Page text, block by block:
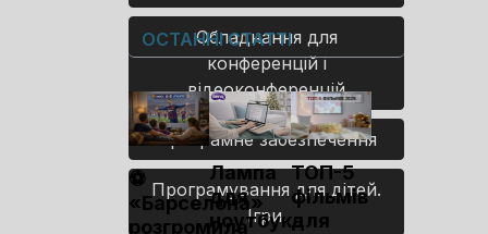
Обладнання для
конференцій і
відеоконференцій
Програмне забезпечення
Програмування для дітей.
Ігри.
ОСТАННІ СТАТТІ
⚽
«Барселона»
розгромила
Лампа
для
ноутбука
ТОП-5
фільмів
для